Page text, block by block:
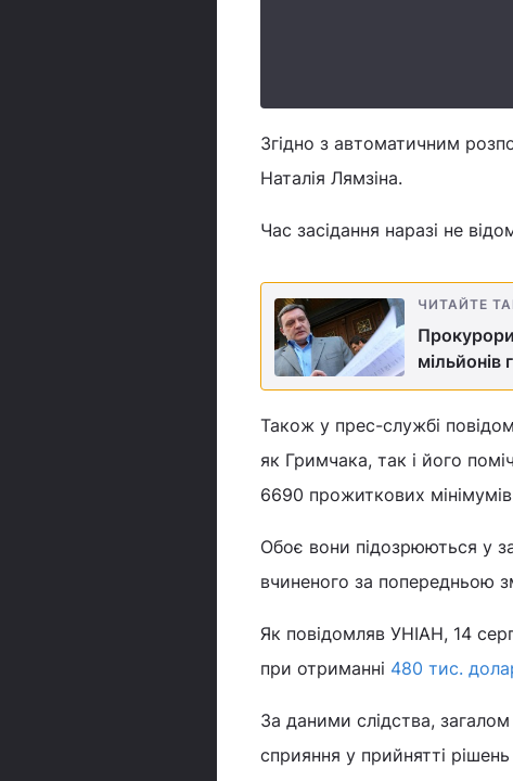
Згідно з автоматичним
Наталія Лямзіна.
Час засідання наразі не
ЧИТАЙТЕ
Прокурори
мільйонів
Також у прес-службі
як Гримчака, так і його
6690 прожиткових
Обоє вони підозрюються у
вчиненого за попередньою
Як повідомляв УНІАН, 14
при отриманні 480 тис.
За даними слідства,
сприяння у прийнятті